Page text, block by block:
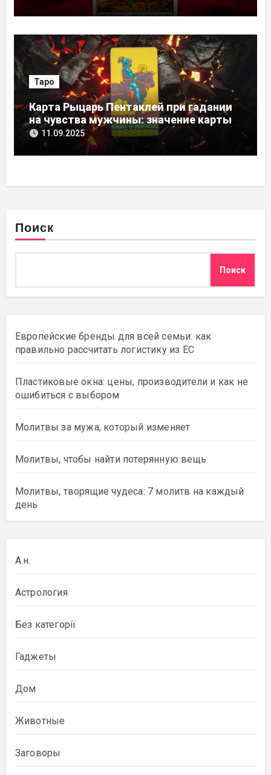
Таро
Карта Рыцарь Пентаклей при гадании
на чувства мужчины: значение карты
Таро11.09.2025
Поиск
Поиск
Европейские бренды для всей семьи: как
правильно рассчитать логистику из ЕС
Пластиковые окна: цены, производители и как не
ошибиться с выбором
Молитвы за мужа, который изменяет
Молитвы, чтобы найти потерянную вещь
Молитвы, творящие чудеса: 7 молитв на каждый
день
А.н.
Астрология
Без категорії
Гаджеты
Дом
Животные
Заговоры